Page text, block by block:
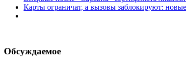
Карты ограничат, а вызовы заблокируют:
Обсуждаемое